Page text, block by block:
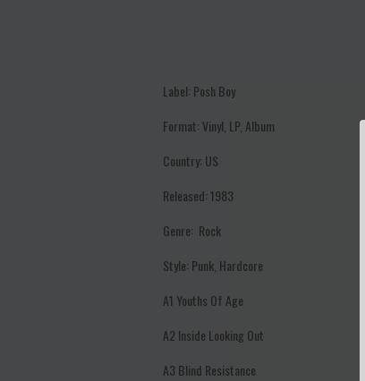
Label: Posh Boy
Format: Vinyl, LP, Album
Country: US
Released: 1983
Genre: Rock
Style: Punk, Hardcore
A1 Youths Of Age
A2 Inside Looking Out
A3 Blind Resistance